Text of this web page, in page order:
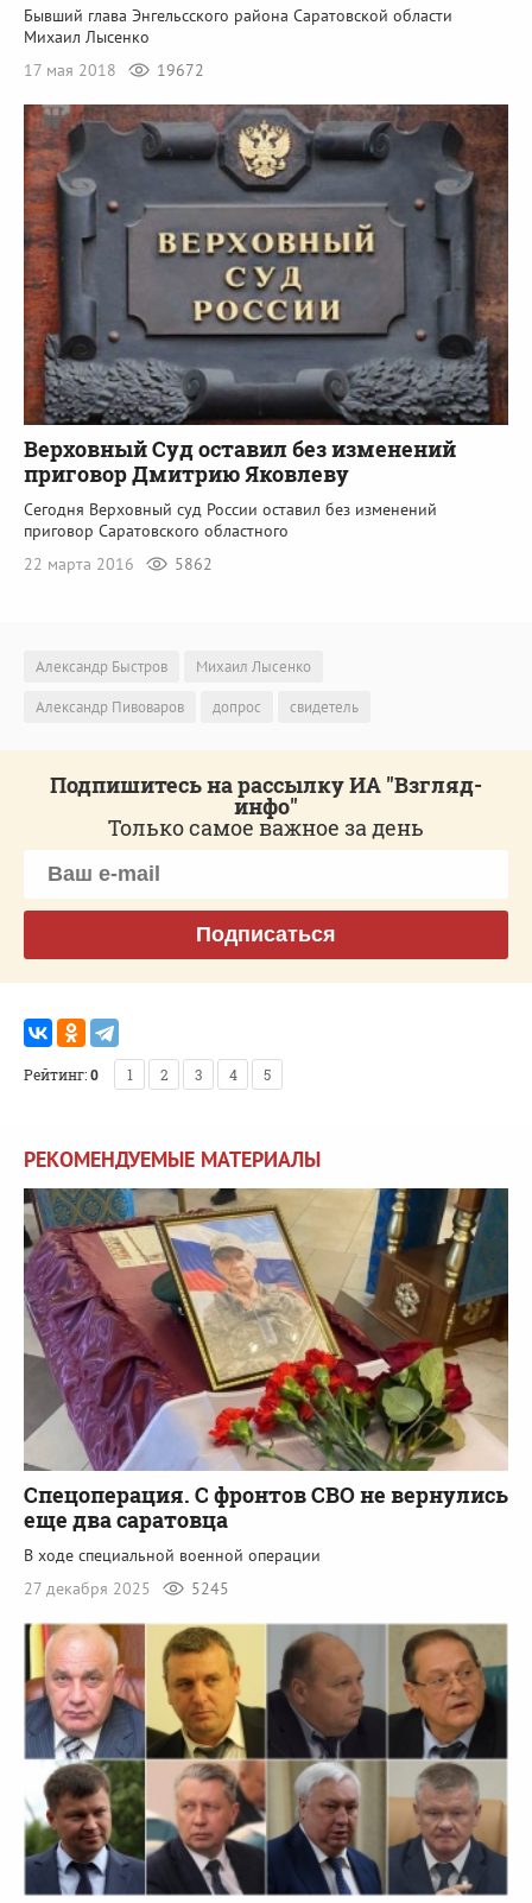
Бывший глава Энгельсского района Саратовской области
Михаил Лысенко
17 мая 2018
19672
Верховный Суд оставил без изменений
приговор Дмитрию Яковлеву
Сегодня Верховный суд России оставил без изменений
приговор Саратовского областного
22 марта 2016
5862
Александр Быстров
Михаил Лысенко
Александр Пивоваров
допрос свидетель
Подпишитесь на рассылку ИА "Взгляд-
инфо"
Только самое важное за день
Подписаться
Рейтинг:0 1 2 3 4 5
РЕКОМЕНДУЕМЫЕ МАТЕРИАЛЫ
Спецоперация. С фронтов СВО не вернулись
еще два саратовца
В ходе специальной военной операции
27 декабря 2025
5245